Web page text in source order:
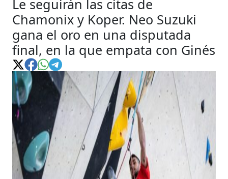
Le seguirán las citas de
Chamonix y Koper. Neo Suzuki
gana el oro en una disputada
final, en la que empata con Ginés